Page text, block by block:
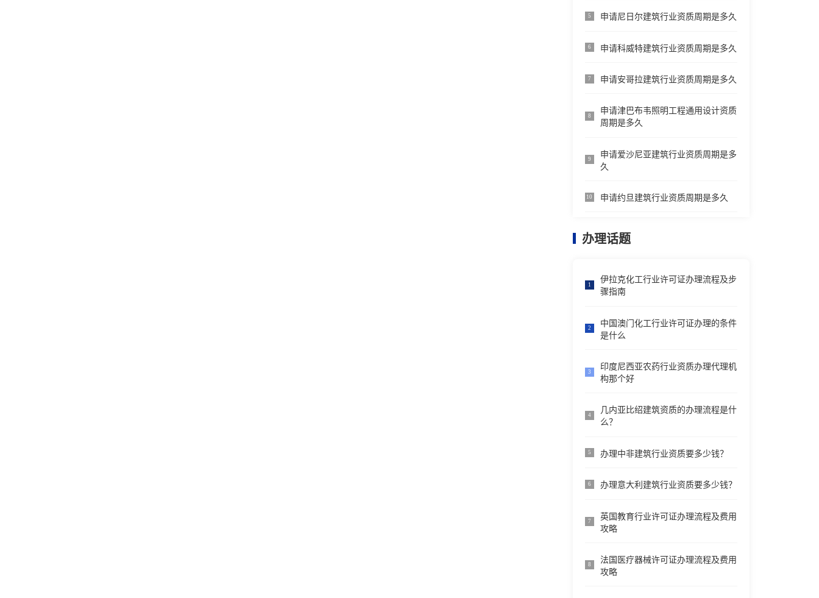
5 申请尼日尔建筑行业资质周期是多久
6 申请科威特建筑行业资质周期是多久
7 申请安哥拉建筑行业资质周期是多久
8
申请津巴布韦照明工程通用设计资质
周期是多久
9
申请爱沙尼亚建筑行业资质周期是多
久
10 申请约旦建筑行业资质周期是多久
办理话题
1
伊拉克化工行业许可证办理流程及步
骤指南
2
中国澳门化工行业许可证办理的条件
是什么
3
印度尼西亚农药行业资质办理代理机
构那个好
4
几内亚比绍建筑资质的办理流程是什
么？
5 办理中非建筑行业资质要多少钱？
6 办理意大利建筑行业资质要多少钱？
7
英国教育行业许可证办理流程及费用
攻略
8
法国医疗器械许可证办理流程及费用
攻略